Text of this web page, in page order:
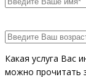
Какая услуга Вас
можно прочитать